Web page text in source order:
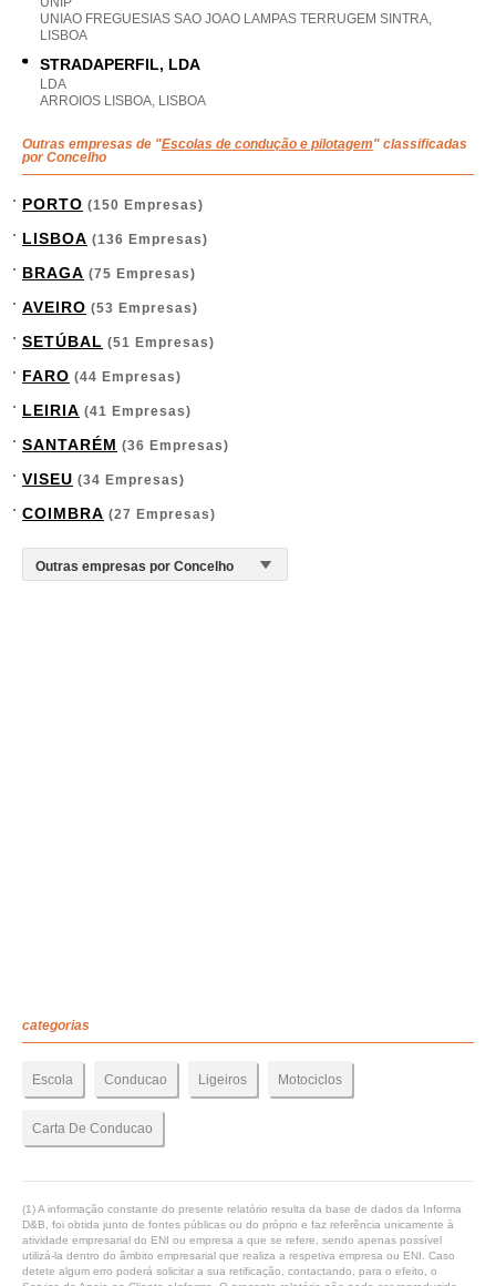
UNIAO FREGUESIAS SAO JOAO LAMPAS TERRUGEM SINTRA,
LISBOA
STRADAPERFIL, LDA
LDA
ARROIOS LISBOA, LISBOA
Outras empresas de "Escolas de condução e pilotagem" classificadas
por Concelho
PORTO (150 Empresas)
LISBOA (136 Empresas)
BRAGA (75 Empresas)
AVEIRO (53 Empresas)
SETÚBAL (51 Empresas)
FARO (44 Empresas)
LEIRIA (41 Empresas)
SANTARÉM (36 Empresas)
VISEU (34 Empresas)
COIMBRA (27 Empresas)
categorias
Escola Conducao Ligeiros Motociclos
Carta De Conducao
(1) A informação constante do presente relatório resulta da base de dados da Informa
D&B, foi obtida junto de fontes públicas ou do próprio e faz referência unicamente à
atividade empresarial do ENI ou empresa a que se refere, sendo apenas possível
utilizá-la dentro do âmbito empresarial que realiza a respetiva empresa ou ENI. Caso
detete algum erro poderá solicitar a sua retificação, contactando, para o efeito, o